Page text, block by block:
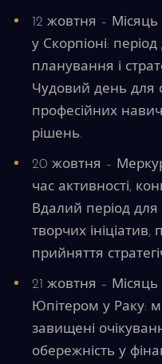
12 жовтня –
у Скорпіоні:
планування і
Чудовий день для
професійних
рішень.
20 жовтня –
час активності,
Вдалий період для
творчих
прийняття
21 жовтня – Місяць
Юпітером у Раку:
завищені
обережність у